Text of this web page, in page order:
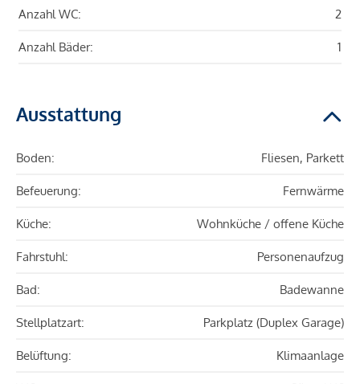
Anzahl WC: 2
Anzahl Bäder: 1
Ausstattung
Boden: Fliesen, Parkett
Befeuerung: Fernwärme
Küche: Wohnküche / offene Küche
Fahrstuhl: Personenaufzug
Bad: Badewanne
Stellplatzart: Parkplatz (Duplex Garage)
Belüftung: Klimaanlage